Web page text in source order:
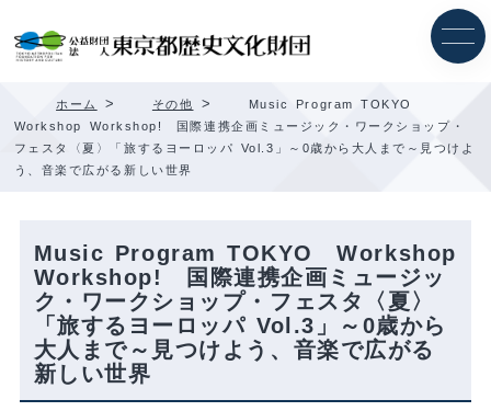
ッ
ホーム > その他 >
Music Program TOKYO
Workshop Workshop! 国際連携企画ミュージック・ワークショップ・
フェスタ〈夏〉「旅するヨーロッパ Vol.3」～0歳から大人まで～見つけよ
う、音楽で広がる新しい世界
Music Program TOKYO Workshop
Workshop! 国際連携企画ミュージッ
ク・ワークショップ・フェスタ〈夏〉
「旅するヨーロッパ Vol.3」～0歳から
大人まで～見つけよう、音楽で広がる
新しい世界